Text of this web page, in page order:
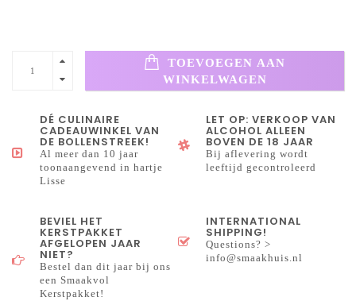
TOEVOEGEN AAN
WINKELWAGEN
DÉ CULINAIRE
CADEAUWINKEL VAN
DE BOLLENSTREEK!
Al meer dan 10 jaar
toonaangevend in hartje
Lisse
LET OP: VERKOOP VAN
ALCOHOL ALLEEN
BOVEN DE 18 JAAR
Bij aflevering wordt
leeftijd gecontroleerd
BEVIEL HET
KERSTPAKKET
AFGELOPEN JAAR
NIET?
Bestel dan dit jaar bij ons
een Smaakvol
Kerstpakket!
INTERNATIONAL
SHIPPING!
Questions? >
info@smaakhuis.nl